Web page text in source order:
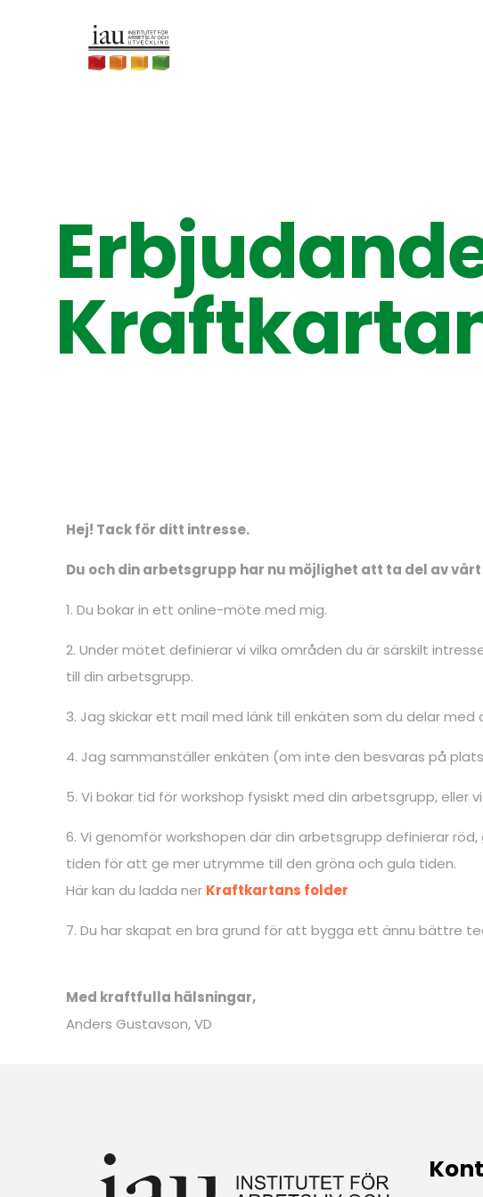
Hej! Tack för ditt intresse.
Du och din arbetsgrupp har nu möjlighet att ta del av
1. Du bokar in ett online-möte med mig.
2. Under mötet definierar vi vilka områden du är särskilt
till din arbetsgrupp.
3. Jag skickar ett mail med länk till enkäten som du delar
4. Jag sammanställer enkäten (om inte den besvaras på
5. Vi bokar tid för workshop fysiskt med din arbetsgrupp,
6. Vi genomför workshopen där din arbetsgrupp definierar
tiden för att ge mer utrymme till den gröna och gula tiden.
Här kan du ladda ner Kraftkartans folder
7. Du har skapat en bra grund för att bygga ett ännu bättre
Med kraftfulla hälsningar,
Anders Gustavson, VD